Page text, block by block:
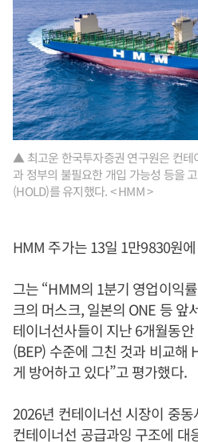
▲ 최고운 한국투자증권 연구원은 컨테
과 정부의 불필요한 개입 가능성 등을
(HOLD)를 유지했다. < HMM >
HMM 주가는 13일 1만9830원
그는 “HMM의 1분기 영업이익
크의 머스크, 일본의 ONE 등 앞
테이너선사들이 지난 6개월동
(BEP) 수준에 그친 것과 비교해
게 방어하고 있다”고 평가했다.
2026년 컨테이너선 시장이 중
컨테이너선 공급과잉 구조에 대